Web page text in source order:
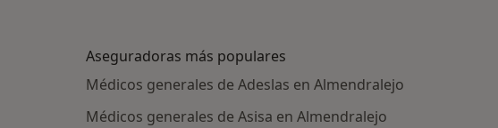
Aseguradoras más populares
Médicos generales de Adeslas en Almendralejo
Médicos generales de Asisa en Almendralejo